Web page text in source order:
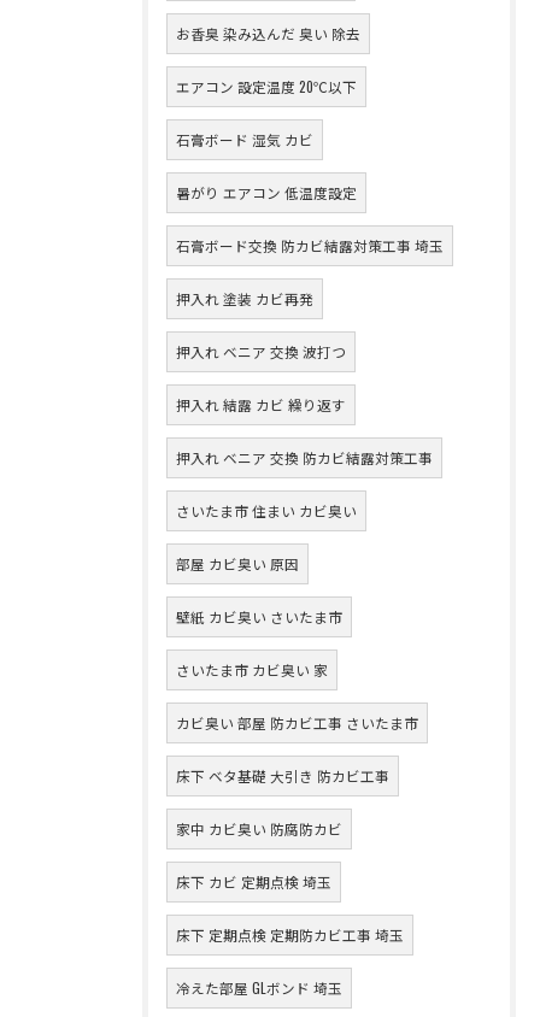
お香臭 染み込んだ 臭い 除去
エアコン 設定温度 20℃以下
石膏ボード 湿気 カビ
暑がり エアコン 低温度設定
石膏ボード交換 防カビ結露対策工事 埼玉
押入れ 塗装 カビ再発
押入れ ベニア 交換 波打つ
押入れ 結露 カビ 繰り返す
押入れ ベニア 交換 防カビ結露対策工事
さいたま市 住まい カビ臭い
部屋 カビ臭い 原因
壁紙 カビ臭い さいたま市
さいたま市 カビ臭い 家
カビ臭い 部屋 防カビ工事 さいたま市
床下 ベタ基礎 大引き 防カビ工事
家中 カビ臭い 防腐防カビ
床下 カビ 定期点検 埼玉
床下 定期点検 定期防カビ工事 埼玉
冷えた部屋 GLボンド 埼玉